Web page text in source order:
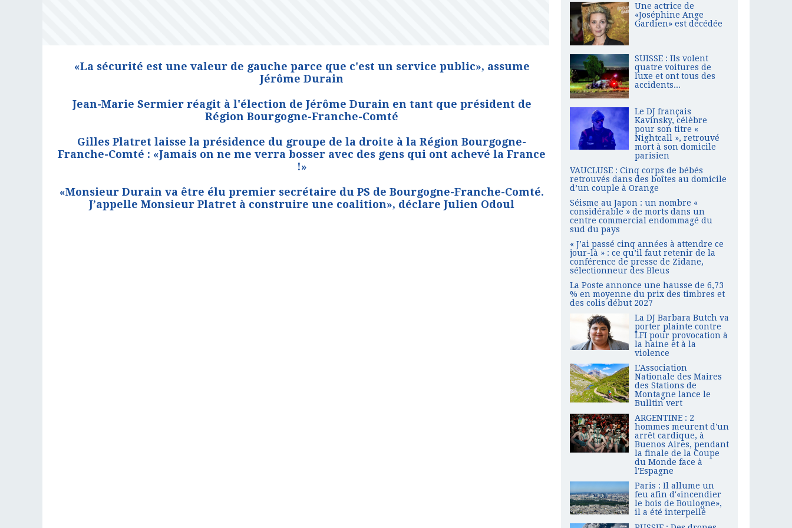
«La sécurité est une valeur de gauche parce que c'est un service public», assume
Jérôme Durain
Jean-Marie Sermier réagit à l'élection de Jérôme Durain en tant que président de
Région Bourgogne-Franche-Comté
Gilles Platret laisse la présidence du groupe de la droite à la Région Bourgogne-
Franche-Comté : «Jamais on ne me verra bosser avec des gens qui ont achevé la France
!»
«Monsieur Durain va être élu premier secrétaire du PS de Bourgogne-Franche-Comté.
J’appelle Monsieur Platret à construire une coalition», déclare Julien Odoul
Une actrice de
«Joséphine Ange
Gardien» est décédée
SUISSE : Ils volent
quatre voitures de
luxe et ont tous des
accidents...
Le DJ français
Kavinsky, célèbre
pour son titre «
Nightcall », retrouvé
mort à son domicile
parisien
VAUCLUSE : Cinq corps de bébés
retrouvés dans des boîtes au domicile
d’un couple à Orange
Séisme au Japon : un nombre «
considérable » de morts dans un
centre commercial endommagé du
sud du pays
« J’ai passé cinq années à attendre ce
jour-là » : ce qu’il faut retenir de la
conférence de presse de Zidane,
sélectionneur des Bleus
La Poste annonce une hausse de 6,73
% en moyenne du prix des timbres et
des colis début 2027
La DJ Barbara Butch va
porter plainte contre
LFI pour provocation à
la haine et à la
violence
L'Association
Nationale des Maires
des Stations de
Montagne lance le
Bulltin vert
ARGENTINE : 2
hommes meurent d'un
arrêt cardique, à
Buenos Aires, pendant
la finale de la Coupe
du Monde face à
l'Espagne
Paris : Il allume un
feu afin d'«incendier
le bois de Boulogne»,
il a été interpellé